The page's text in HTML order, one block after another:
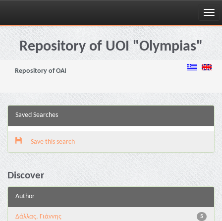
Skip
navigationRepository of UOI "Olympias"
Repository of OAI
Saved Searches
Save this search
Discover
Author
5
Δάλλας, Γιάννης